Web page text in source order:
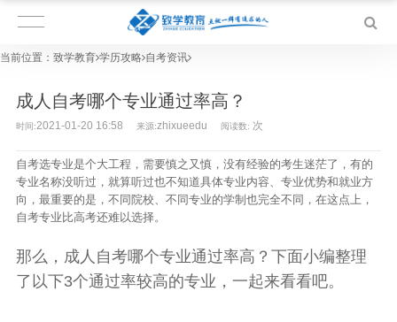
当前位置： 致学教育 学历攻略 自考资讯
成人自考哪个专业通过率高？
时间:2021-01-20 16:58 来源:zhixueedu 阅读数: 次
自考选专业是个大工程，需要慎之又慎，没有经验的考生迷茫了，有的
专业名称没听过，就算听过也不知道具体专业内容、专业优势和就业方
向，最重要的是，不同院校、不同专业的学制也完全不同，在这点上，
自考专业比高考还难以选择。
那么，成人自考哪个专业通过率高？ 下面小编整理
了以下3个通过率较高的专业，一起来看看吧。